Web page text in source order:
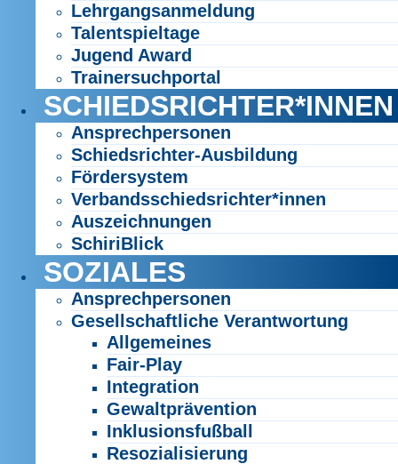
Lehrgangsanmeldung
Talentspieltage
Jugend Award
Trainersuchportal
SCHIEDSRICHTER*INNEN
Ansprechpersonen
Schiedsrichter-Ausbildung
Fördersystem
Verbandsschiedsrichter*innen
Auszeichnungen
SchiriBlick
SOZIALES
Ansprechpersonen
Gesellschaftliche Verantwortung
Allgemeines
Fair-Play
Integration
Gewaltprävention
Inklusionsfußball
Resozialisierung